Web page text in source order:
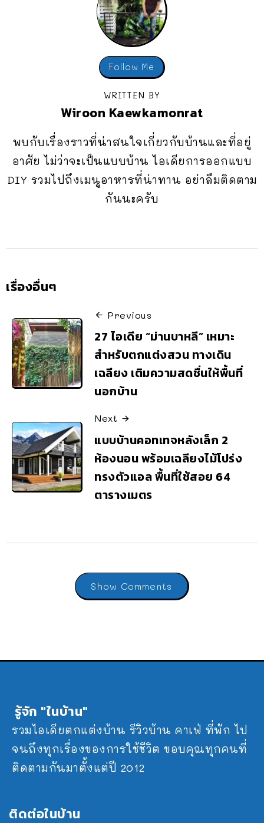
Follow Me
WRITTEN BY
Wiroon Kaewkamonrat
พบกับเรื่องราวที่น่าสนใจเกี่ยวกับบ้านและที่อยู่
อาศัย ไม่ว่าจะเป็นแบบบ้าน ไอเดียการออกแบบ
DIY รวมไปถึงเมนูอาหารที่น่าทาน อย่าลืมติดตาม
กันนะครับ
เรื่องอื่นๆ
Previous
27 ไอเดีย “ม่านบาหลี” เหมาะ
สำหรับตกแต่งสวน ทางเดิน
เฉลียง เติมความสดชื่นให้พื้นที่
นอกบ้าน
Next
แบบบ้านคอทเทจหลังเล็ก 2
ห้องนอน พร้อมเฉลียงไม้โปร่ง
ทรงตัวแอล พื้นที่ใช้สอย 64
ตารางเมตร
Show Comments
รู้จัก "ในบ้าน"
รวมไอเดียตกแต่งบ้าน รีวิวบ้าน คาเฟ่ ที่พัก ไป
จนถึงทุกเรื่องของการใช้ชีวิต ขอบคุณทุกคนที่
ติดตามกันมาตั้งแต่ปี 2012
ติดต่อในบ้าน